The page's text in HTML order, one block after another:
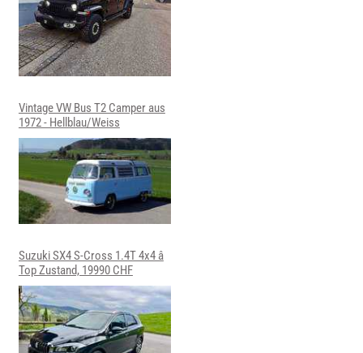
Vintage VW Bus T2 Camper aus
1972 - Hellblau/Weiss
Suzuki SX4 S-Cross 1.4T 4x4 â
Top Zustand, 19990 CHF